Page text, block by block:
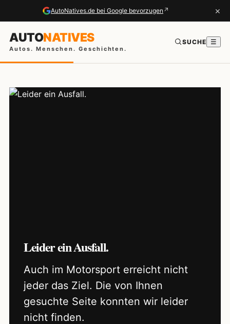
AutoNatives.de bei Google bevorzugen ↗ ×
AUTONATIVES
Autos. Menschen. Geschichten.
SUCHE ☰
Leider ein Ausfall.
Auch im Motorsport erreicht nicht
jeder das Ziel. Die von Ihnen
gesuchte Seite konnten wir leider
nicht finden.